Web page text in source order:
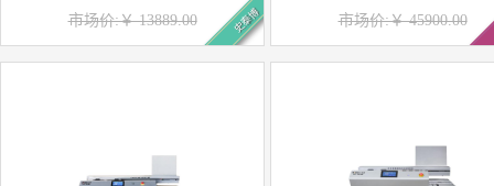
市场价:￥ 13889.00 史泰博 市场价:￥ 45900.00